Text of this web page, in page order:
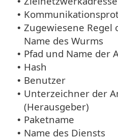
•
• Zugewiesene Regel
Name des Wurms
• Pfad und Name der
• Hash
• Benutzer
• Unterzeichner der
(Herausgeber)
• Paketname
• Name des Diensts